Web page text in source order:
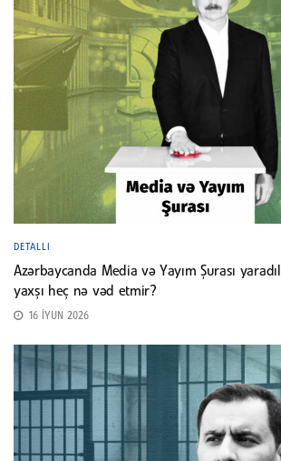
DETALLI
Azərbaycanda Media və Yayım Şurası
yaxşı heç nə vəd etmir?
16 İYUN 2026